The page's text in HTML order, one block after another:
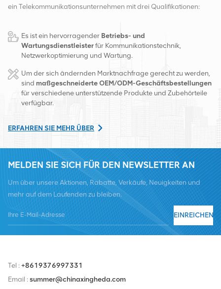
ein Telekommunikationsunternehmen mit drei Qualifikationen:
das Unternehmen über zwei intelligente Lager und
Fabrikvertriebszentren in Changsha und Hongkong. Im Jahr
Changsha, China. Mit Sitz in China betreiben wir internationale
Geschäfte in Südostasien, Europa, den Vereinigten Staaten,
regional führende Telekommunikationsbetreiber mit
wie Übertragung, Stromversorgung, optischen Modulen, Kabel,
Klemmen und unterstützende Hilfsmaterialien. Zu den
Dienstleistern zählen Nokia, Ericsson, Huawei, ZTE, Bell, Alcatel,
Nortel, Siemens und Lucent. Wir werden unseren internationalen
Marktanteil durch hochwertige Produkte, hochwertige
Dienstleistungen, angemessene Preise und pünktliche Lieferung
Es ist ein hervorragender Betriebs- und
Wartungsdienstleisterfür Kommunikationstechnik,
Netzwerkoptimierung und Wartung.
Um der sich ändernden Marktnachfrage gerecht zu werden,
sindmaßgeschneiderte OEM/ODM-Geschäftsbestellungen
für verschiedene unterstützende Produkte und Zubehörteile
verfügbar.
ERFAHREN SIE MEHR ÜBER
MELDEN SIE SICH FÜR DEN NEWSLETTER AN
Um über unsere Aktionen, Rabatte, Verkäufe, Neuigkeiten und
mehr auf dem Laufenden zu bleiben.
EINREICHEN
Tel :+8619376997331
Email :summer@chinaxingheda.com